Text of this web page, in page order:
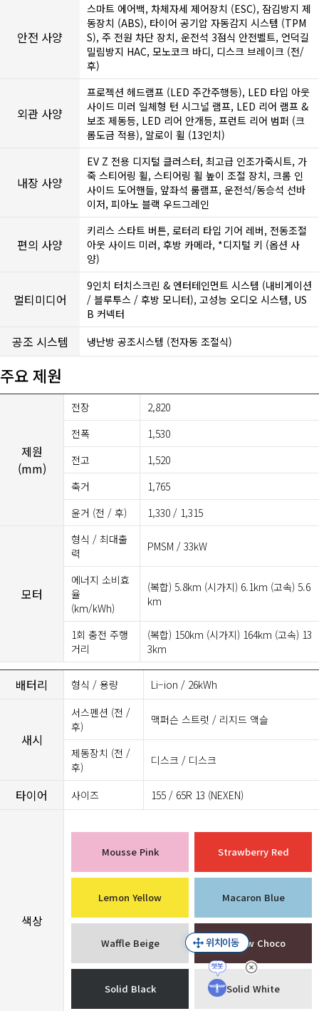
안전 사양
스마트 에어백, 차체자세 제어장치 (ESC), 잠김방지 제
동장치 (ABS), 타이어 공기압 자동감지 시스템 (TPM
S), 주 전원 차단 장치, 운전석 3점식 안전벨트, 언덕길
밀림방지 HAC, 모노코크 바디, 디스크 브레이크 (전/
후)
외관 사양
프로젝션 헤드램프 (LED 주간주행등), LED 타입 아웃
사이드 미러 일체형 턴 시그널 램프, LED 리어 램프 &
보조 제동등, LED 리어 안개등, 프런트 리어 범퍼 (크
롬도금 적용), 알로이 휠 (13인치)
내장 사양
EV Z 전용 디지털 클러스터, 최고급 인조가죽시트, 가
죽 스티어링 휠, 스티어링 휠 높이 조절 장치, 크롬 인
사이드 도어핸들, 앞좌석 룸램프, 운전석/동승석 선바
이저, 피아노 블랙 우드그레인
편의 사양
키리스 스타트 버튼, 로터리 타입 기어 레버, 전동조절
아웃 사이드 미러, 후방 카메라, *디지털 키 (옵션 사
양)
멀티미디어
9인치 터치스크린 & 엔터테인먼트 시스템 (내비게이션
/ 블루투스 / 후방 모니터), 고성능 오디오 시스템, US
B 커넥터
공조 시스템 냉난방 공조시스템 (전자동 조절식)
주요 제원
제원
(mm)
전장
2,820
전폭
1,530
전고
1,520
축거
1,765
윤거 (전 / 후)
1,330 / 1,315
모터
형식 / 최대출
력
PMSM / 33kW
에너지 소비효
율
(km/kWh)
(복합) 5.8km (시가지) 6.1km (고속) 5.6
km
1회 충전 주행
거리
(복합) 150km (시가지) 164km (고속) 13
3km
배터리 형식 / 용량 Li–ion / 26kWh
새시
서스펜션 (전 /
후)
맥퍼슨 스트럿 / 리지드 액슬
제동장치 (전 /
후)
디스크 / 디스크
타이어 사이즈 155 / 65R 13 (NEXEN)
색상
Mousse Pink Strawberry Red
Lemon Yellow Macaron Blue
Waffle Beige Mellow Choco
Solid Black Solid White